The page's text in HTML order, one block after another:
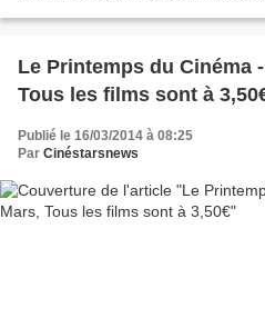
Le Printemps du Cinéma
Tous les films sont à
Publié le 16/03/2014 à 08:25
Par Cinéstarsnews